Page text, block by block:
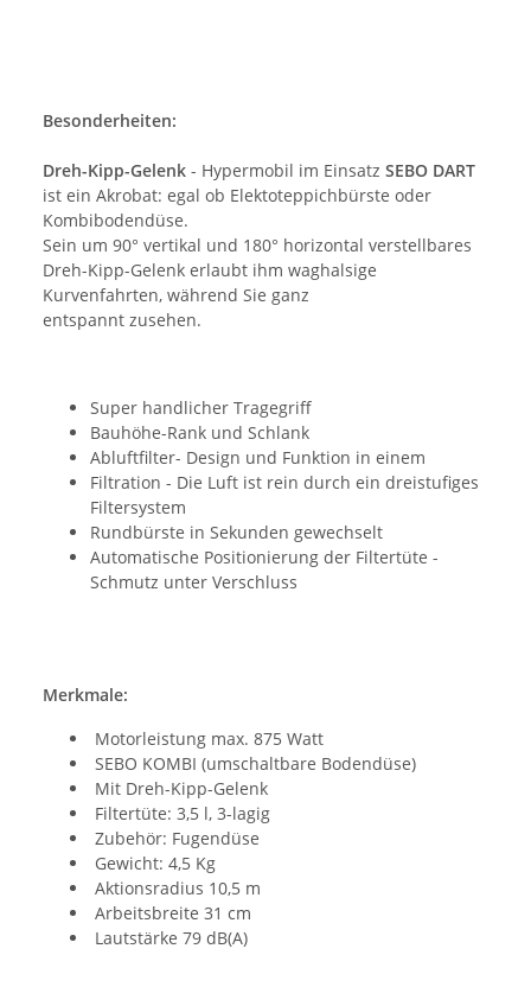
Besonderheiten:
Dreh-Kipp-Gelenk - Hypermobil im Einsatz SEBO DART
ist ein Akrobat: egal ob Elektoteppichbürste oder
Kombibodendüse.
Sein um 90° vertikal und 180° horizontal verstellbares
Dreh-Kipp-Gelenk erlaubt ihm waghalsige
Kurvenfahrten, während Sie ganz
entspannt zusehen.
Super handlicher Tragegriff
Bauhöhe-Rank und Schlank
Abluftfilter- Design und Funktion in einem
Filtration - Die Luft ist rein durch ein dreistufiges
Filtersystem
Rundbürste in Sekunden gewechselt
Automatische Positionierung der Filtertüte -
Schmutz unter Verschluss
Merkmale:
Motorleistung max. 875 Watt
SEBO KOMBI (umschaltbare Bodendüse)
Mit Dreh-Kipp-Gelenk
Filtertüte: 3,5 l, 3-lagig
Zubehör: Fugendüse
Gewicht: 4,5 Kg
Aktionsradius 10,5 m
Arbeitsbreite 31 cm
Lautstärke 79 dB(A)